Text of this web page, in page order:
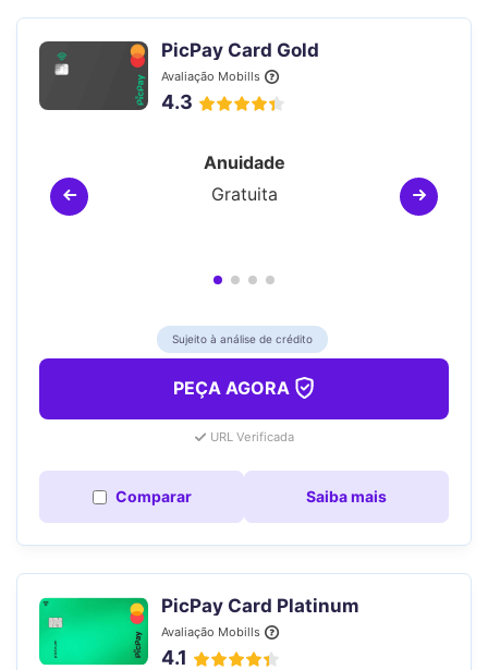
PicPay Card Gold
Avaliação Mobills
4.3
Anuidade
Gratuita
Sujeito à análise de crédito
PEÇA AGORA
URL Verificada
Comparar Saiba mais
PicPay Card Platinum
Avaliação Mobills
4.1